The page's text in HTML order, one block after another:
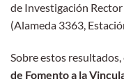
de Investigación
(Alameda 3363,
Sobre estos
de Fomento a la